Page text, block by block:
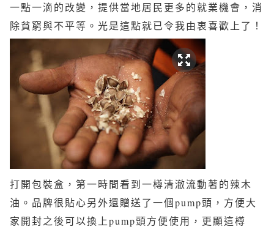
一點一滴的改變，提供當地居民更多的就業機會，消
除貧窮與不平等。光是這點就已令我由衷喜歡上了！
打開包裝盒，第一時間看到一樽清澈流動著的辣木
油。品牌很貼心另外還贈送了一個pump頭，方便大
家開封之後可以換上pump頭方便使用，更顯這樽